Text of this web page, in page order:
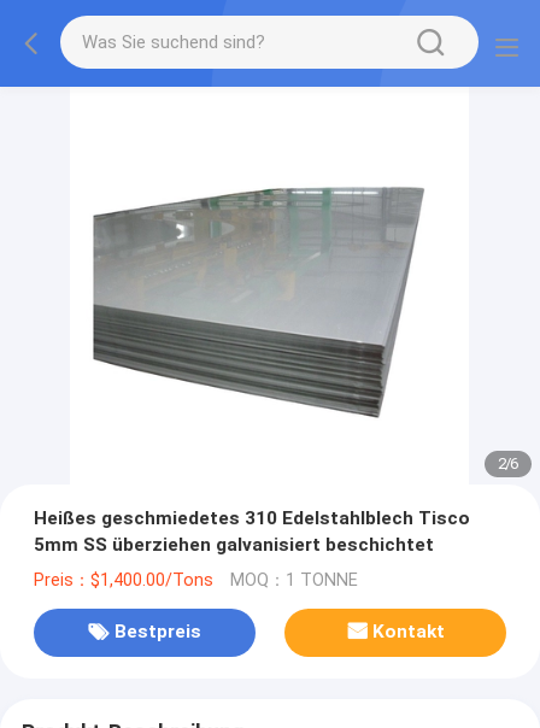
2/6
Heißes geschmiedetes 310 Edelstahlblech Tisco
5mm SS überziehen galvanisiert beschichtet
Preis：$1,400.00/Tons MOQ：1 TONNE
Bestpreis Kontakt